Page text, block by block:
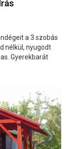
a 3 szobás
nélkül, nyugodt
Gyerekbarát